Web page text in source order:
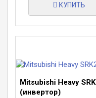
КУПИТЬ
Mitsubishi Heavy
(инвертор)